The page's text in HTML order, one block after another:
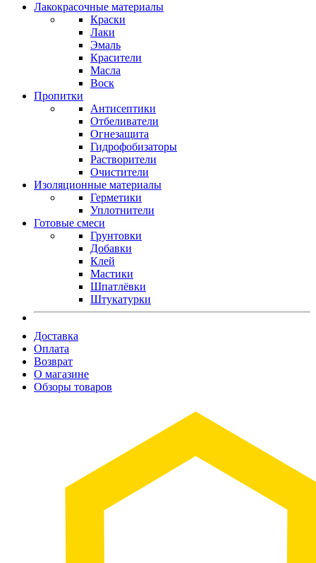
Лакокрасочные материалы
Краски
Лаки
Эмаль
Красители
Масла
Воск
Пропитки
Антисептики
Отбеливатели
Огнезащита
Гидрофобизаторы
Растворители
Очистители
Изоляционные материалы
Герметики
Уплотнители
Готовые смеси
Грунтовки
Добавки
Клей
Мастики
Шпатлёвки
Штукатурки
Доставка
Оплата
Возврат
О магазине
Обзоры товаров